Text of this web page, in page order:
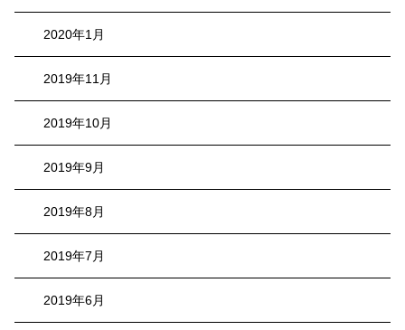
2020年1月
2019年11月
2019年10月
2019年9月
2019年8月
2019年7月
2019年6月